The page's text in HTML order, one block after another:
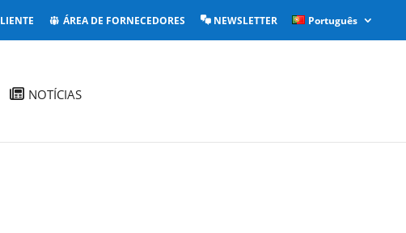
ÁREA DE FORNECEDORES NEWSLETTER Português
NOTÍCIAS